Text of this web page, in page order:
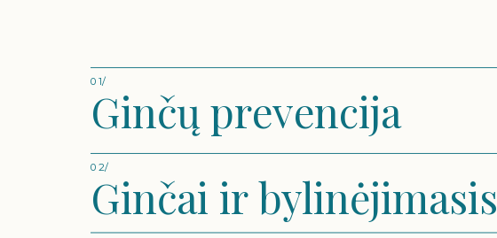
01/
Ginčų prevencija
02/
Ginčai ir bylinėjimasis